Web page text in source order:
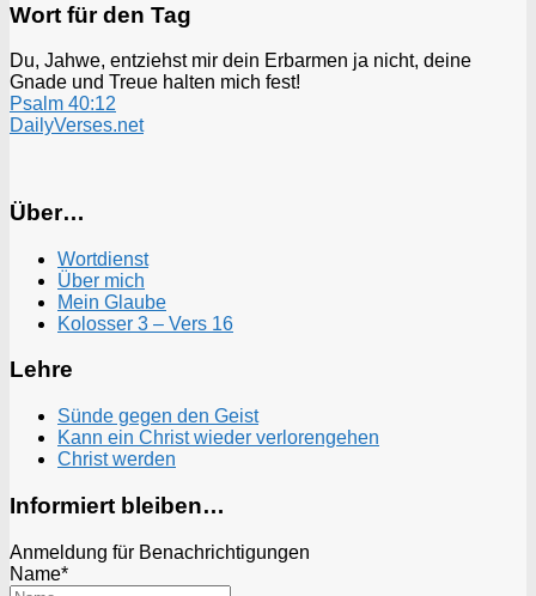
Wort für den Tag
Du, Jahwe, entziehst mir dein Erbarmen ja nicht, deine
Gnade und Treue halten mich fest!
Psalm 40:12
DailyVerses.net
Über…
Wortdienst
Über mich
Mein Glaube
Kolosser 3 – Vers 16
Lehre
Sünde gegen den Geist
Kann ein Christ wieder verlorengehen
Christ werden
Informiert bleiben…
Anmeldung für Benachrichtigungen
Name*